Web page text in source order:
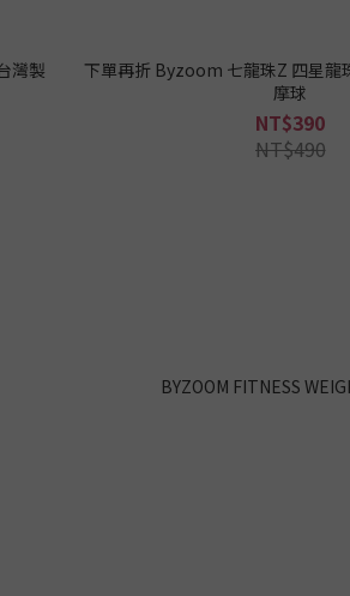
灣製
下單再折 Byzoom 七龍珠Z 四星龍
摩球
NT$390
NT$490